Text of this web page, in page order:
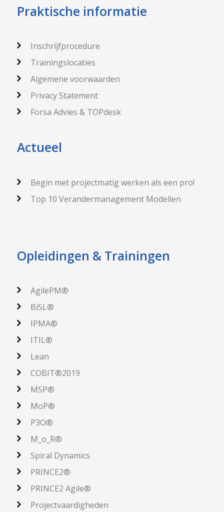
Praktische informatie
Inschrijfprocedure
Trainingslocaties
Algemene voorwaarden
Privacy Statement
Forsa Advies & TOPdesk
Actueel
Begin met projectmatig werken als een pro!
Top 10 Verandermanagement Modellen
Opleidingen & Trainingen
AgilePM®
BiSL®
IPMA®
ITIL®
Lean
COBIT®2019
MSP®
MoP®
P3O®
M_o_R®
Spiral Dynamics
PRINCE2®
PRINCE2 Agile®
Projectvaardigheden